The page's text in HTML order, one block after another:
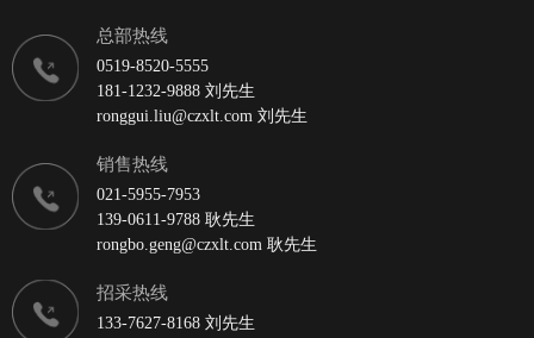
总部热线
0519-8520-5555
181-1232-9888 刘先生
ronggui.liu@czxlt.com 刘先生
销售热线
021-5955-7953
139-0611-9788 耿先生
rongbo.geng@czxlt.com 耿先生
招采热线
133-7627-8168 刘先生